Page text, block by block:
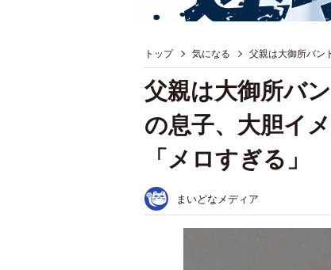
トップ 気になる 父親は大御所バン
父親は大御所バ
の息子、大胆イ
「メロすぎる」
まいどなメディア